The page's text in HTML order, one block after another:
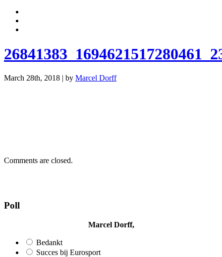
March 28th, 2018 | by Marcel Dorff
Comments are closed.
Poll
Marcel Dorff,
Bedankt
Succes bij Eurosport